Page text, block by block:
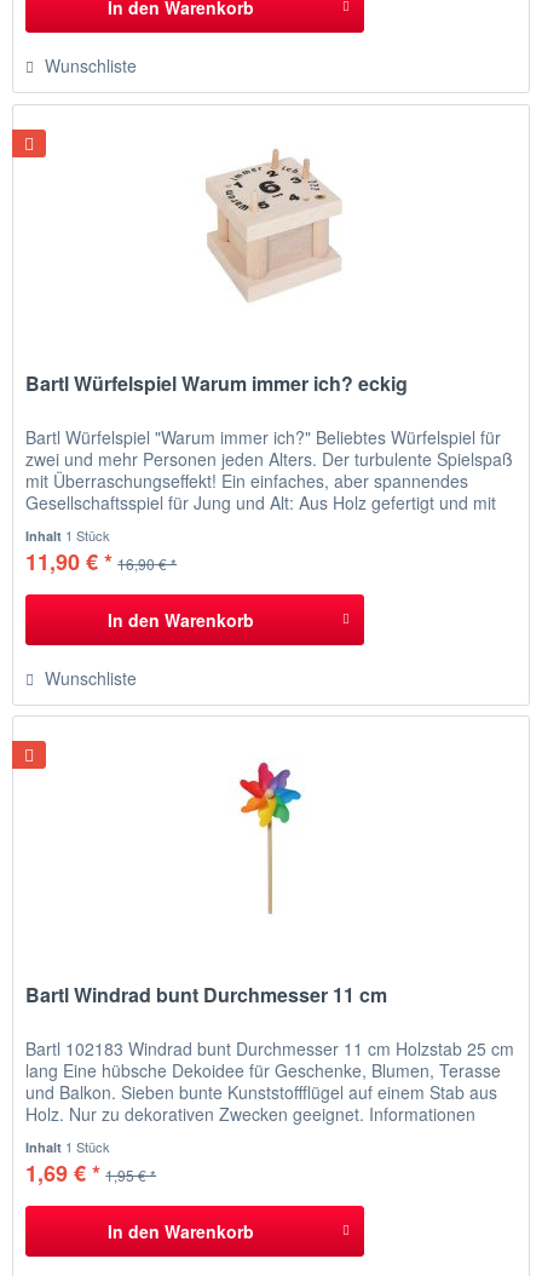
In den Warenkorb
Wunschliste
Bartl Würfelspiel Warum immer ich? eckig
Bartl Würfelspiel "Warum immer ich?" Beliebtes Würfelspiel für
zwei und mehr Personen jeden Alters. Der turbulente Spielspaß
mit Überraschungseffekt! Ein einfaches, aber spannendes
Gesellschaftsspiel für Jung und Alt: Aus Holz gefertigt und mit
zieht reihum ein Stäbchen – doch wehe, es wird eine 6...
Inhalt 1 Stück
11,90 € * 16,90 € *
In den Warenkorb
Wunschliste
Bartl Windrad bunt Durchmesser 11 cm
Bartl 102183 Windrad bunt Durchmesser 11 cm Holzstab 25 cm
lang Eine hübsche Dekoidee für Geschenke, Blumen, Terasse
und Balkon. Sieben bunte Kunststoffflügel auf einem Stab aus
Holz. Nur zu dekorativen Zwecken geeignet. Informationen
Laufwerk dreht leicht und schnell Durchmesser Blatt: ca. 11 cm
Holzstab: ca. 25 cm...
Inhalt 1 Stück
1,69 € * 1,95 € *
In den Warenkorb